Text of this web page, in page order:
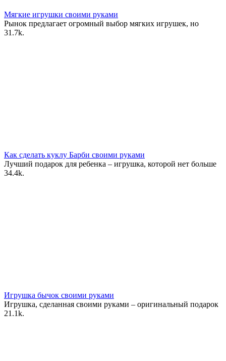
Мягкие игрушки своими руками
Рынок предлагает огромный выбор мягких игрушек, но
31.7k.
Как сделать куклу Барби своими руками
Лучший подарок для ребенка – игрушка, которой нет больше
34.4k.
Игрушка бычок своими руками
Игрушка, сделанная своими руками – оригинальный подарок
21.1k.